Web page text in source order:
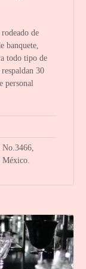
de
banquete,
todo tipo de
30
personal